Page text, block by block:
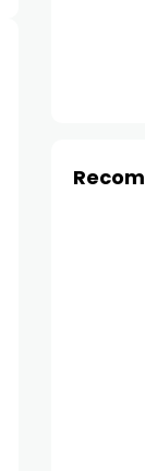
Xboom Mini,
inteligente
pequeño:
parlante